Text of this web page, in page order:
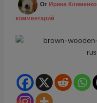
От Ирина
комментарий